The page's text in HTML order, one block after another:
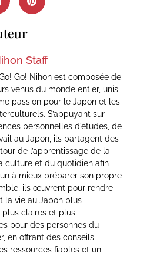
Staff
Go! Go! Nihon est composée de
venus du monde entier, unis
passion pour le Japon et les
S’appuyant sur
personnelles d’études, de
au Japon, ils partagent des
de l’apprentissage de la
culture et du quotidien afin
à mieux préparer son propre
ils œuvrent pour rendre
la vie au Japon plus
plus claires et plus
pour des personnes du
en offrant des conseils
ressources fiables et un